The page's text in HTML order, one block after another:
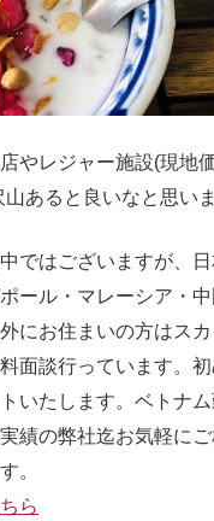
やレジャー施設(現地
あると良いなと思いま
ではございますが、
ール・マレーシア・
にお住まいの方はス
面談行っています。
いたします。ベトナム
績の弊社迄お気軽に
。
ら